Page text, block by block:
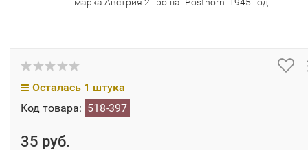
марка Австрия 2 гроша "Posthorn" 1945 год
Осталась 1 штука
Код товара: 518-397
35 руб.